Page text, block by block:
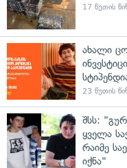
17 წუთის
ახალი
23 წუთის
შსს:
ყველა
რაიმე
იქნა"